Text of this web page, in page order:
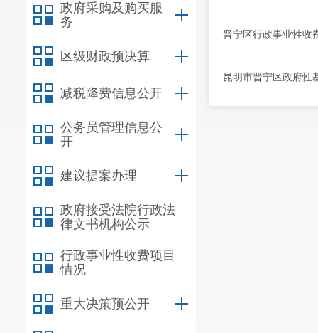
政府采购及购买服
务
区级财政预决算
减税降费信息公开
公务员管理信息公
开
建议提案办理
政府接受法院行政法
律文书机构公示
行政事业性收费项目
情况
重大决策预公开
晋宁区行政事业性收
昆明市晋宁区政府性